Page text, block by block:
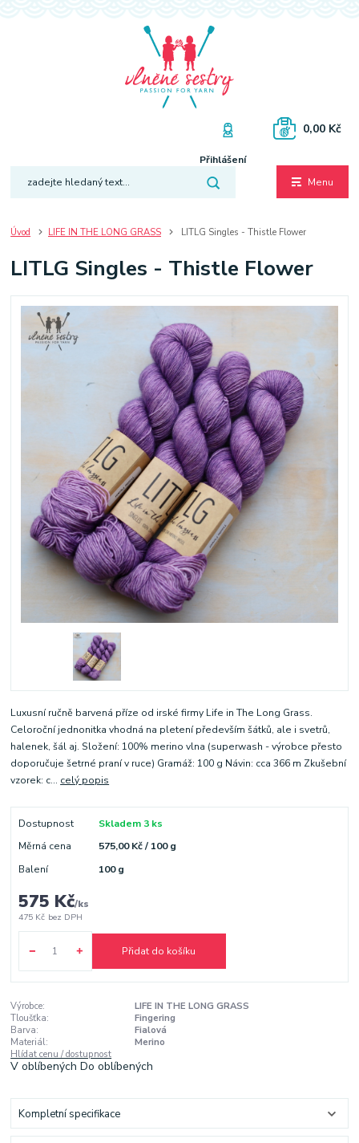
Menu
Přihlášení
0,00 Kč
Úvod LIFE IN THE LONG GRASS LITLG Singles - Thistle Flower
LITLG Singles - Thistle Flower
Luxusní ručně barvená příze od irské firmy Life in The Long Grass.
Celoroční jednonitka vhodná na pletení především šátků, ale i svetrů,
halenek, šál aj. Složení: 100% merino vlna (superwash - výrobce přesto
doporučuje šetrné praní v ruce) Gramáž: 100 g Návin: cca 366 m Zkušební
vzorek: c... celý popis
Dostupnost
Skladem 3 ks
Měrná cena
575,00 Kč / 100 g
Balení
100 g
575 Kč/ks
475 Kč bez DPH
Přidat do košíku
Výrobce:
LIFE IN THE LONG GRASS
Tloušťka:
Fingering
Barva:
Fialová
Materiál:
Merino
Hlídat cenu / dostupnost
V oblíbenýchDo oblíbených
Kompletní specifikace